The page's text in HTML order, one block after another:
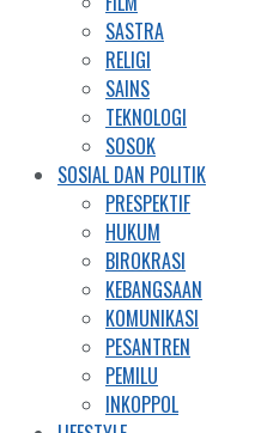
SASTRA
RELIGI
SAINS
TEKNOLOGI
SOSOK
SOSIAL DAN POLITIK
PRESPEKTIF
HUKUM
BIROKRASI
KEBANGSAAN
KOMUNIKASI
PESANTREN
PEMILU
INKOPPOL